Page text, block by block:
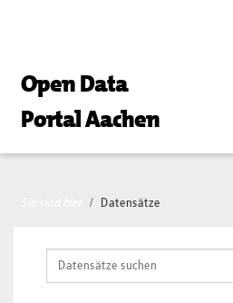
Open Data
Portal Aachen
Datensätze